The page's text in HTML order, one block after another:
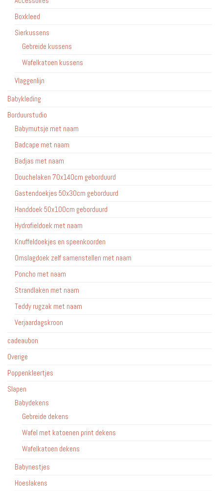
Boxkleed
Sierkussens
Gebreide kussens
Wafelkatoen kussens
Vlaggenlijn
Babykleding
Borduurstudio
Babymutsje met naam
Badcape met naam
Badjas met naam
Douchelaken 70x140cm geborduurd
Gastendoekjes 50x30cm geborduurd
Handdoek 50x100cm geborduurd
Hydrofieldoek met naam
Knuffeldoekjes en speenkoorden
Omslagdoek zelf samenstellen met naam
Poncho met naam
Strandlaken met naam
Teddy rugzak met naam
Verjaardagskroon
cadeaubon
Overige
Poppenkleertjes
Slapen
Babydekens
Gebreide dekens
Wafel met katoenen print dekens
Wafelkatoen dekens
Babynestjes
Hoeslakens